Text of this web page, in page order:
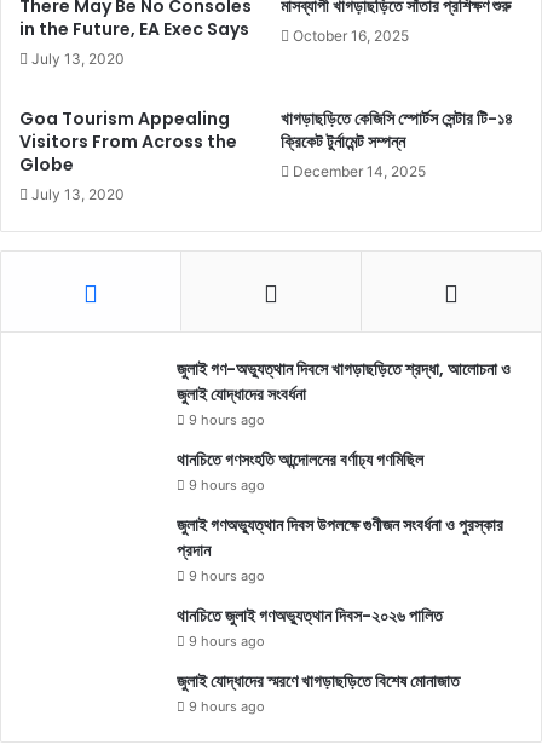
There May Be No Consoles
in the Future, EA Exec Says
July 13, 2020
মাসব্যাপী খাগড়াছড়িতে সাঁতার প্রশিক্ষণ শুরু
October 16, 2025
Goa Tourism Appealing
Visitors From Across the
Globe
July 13, 2020
খাগড়াছড়িতে কেজিসি স্পোর্টস সেন্টার টি-১৪
ক্রিকেট টুর্নামেন্ট সম্পন্ন
December 14, 2025
জুলাই গণ-অভ্যুত্থান দিবসে খাগড়াছড়িতে শ্রদ্ধা, আলোচনা ও
জুলাই যোদ্ধাদের সংবর্ধনা
9 hours ago
থানচিতে গণসংহতি আন্দোলনের বর্ণাঢ্য গণমিছিল
9 hours ago
জুলাই গণঅভ্যুত্থান দিবস উপলক্ষে গুণীজন সংবর্ধনা ও পুরস্কার
প্রদান
9 hours ago
থানচিতে জুলাই গণঅভ্যুত্থান দিবস-২০২৬ পালিত
9 hours ago
জুলাই যোদ্ধাদের স্মরণে খাগড়াছড়িতে বিশেষ মোনাজাত
9 hours ago